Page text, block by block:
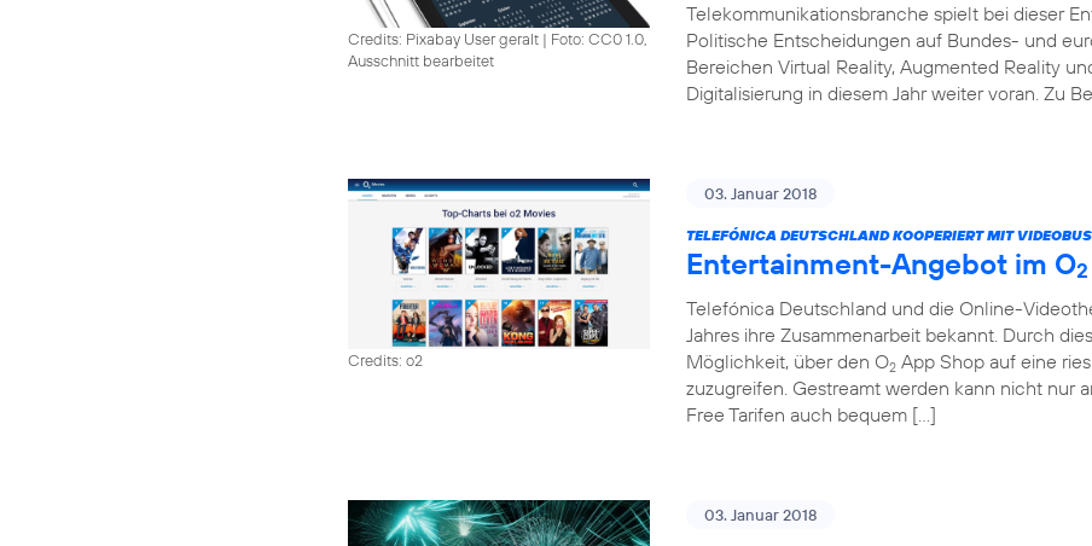
Credits: Pixabay User geralt | Foto: CC0 1.0,
Ausschnitt bearbeitet
Telekommunikationsbranche spielt bei dieser
Politische Entscheidungen auf Bundes- und
Bereichen Virtual Reality, Augmented Reality
Digitalisierung in diesem Jahr weiter voran. Zu
Credits: o2
03. Januar 2018
TELEFÓNICA DEUTSCHLAND KOOPERIERT MIT
Entertainment-Angebot im O2
Telefónica Deutschland und die Online-
Jahres ihre Zusammenarbeit bekannt. Durch
Möglichkeit, über den O2 App Shop auf eine
zuzugreifen. Gestreamt werden kann nicht nur
Free Tarifen auch bequem […]
03. Januar 2018